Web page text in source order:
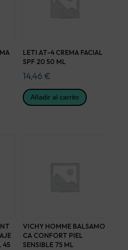
LETI AT-4 CREMA FACIAL
SPF 20 50 ML
14,46 €
Añadir al carrito
45
VICHY HOMME BALSAMO
CA CONFORT PIEL
SENSIBLE 75 ML